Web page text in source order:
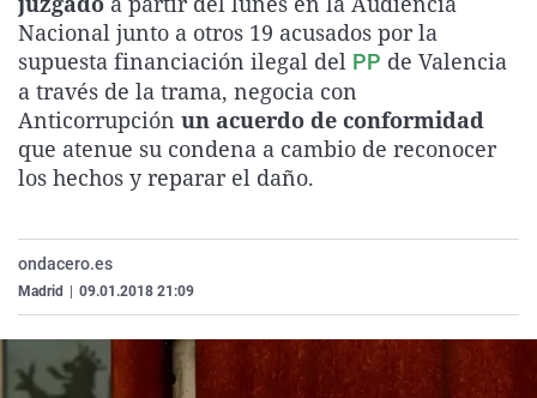
La rosa de los vientos
Gente viajera
Como el perro y el
Caso
Retornados
Equipo de
Operación Viuda
Extremadura
Galicia
La Rioja
Navarra
Virales
Televisión
Elecciones
Nacional junto a otros 19 acusados por la
supuesta financiación ilegal del PP de Valencia
a través de la trama, negocia con
Anticorrupción un acuerdo de conformidad
que atenue su condena a cambio de reconocer
los hechos y reparar el daño.
ondacero.es
Madrid 09.01.2018 21:09